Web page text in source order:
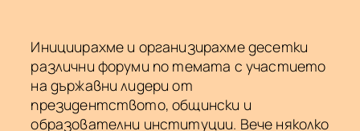
Инициирахме и организирахме десетки
различни форуми по темата с участието
на държавни лидери от
президентството, общински и
образователни институции. Вече няколко